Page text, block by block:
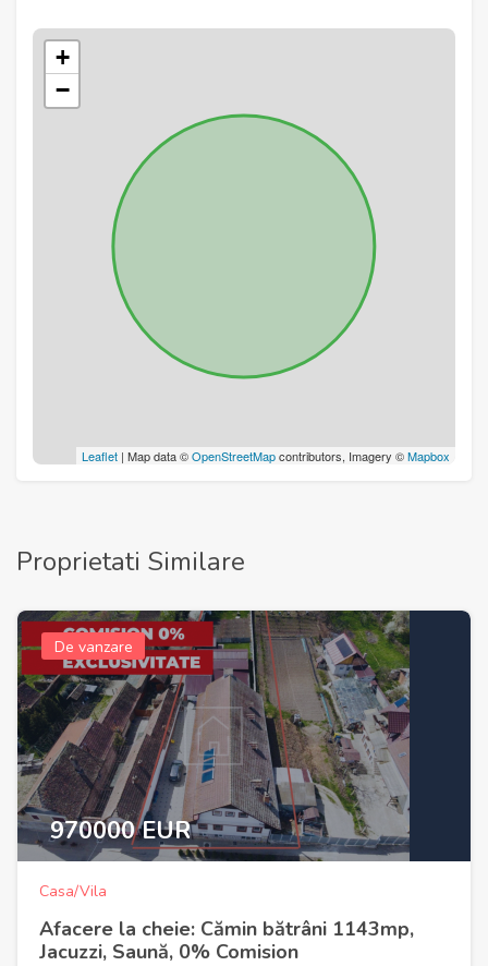
+
−
Leaflet | Map data ©OpenStreetMapcontributors, Imagery ©Mapbox
Proprietati Similare
De vanzare
970000 EUR
Casa/Vila
Afacere la cheie: Cămin bătrâni 1143mp,
Jacuzzi, Saună, 0% Comision